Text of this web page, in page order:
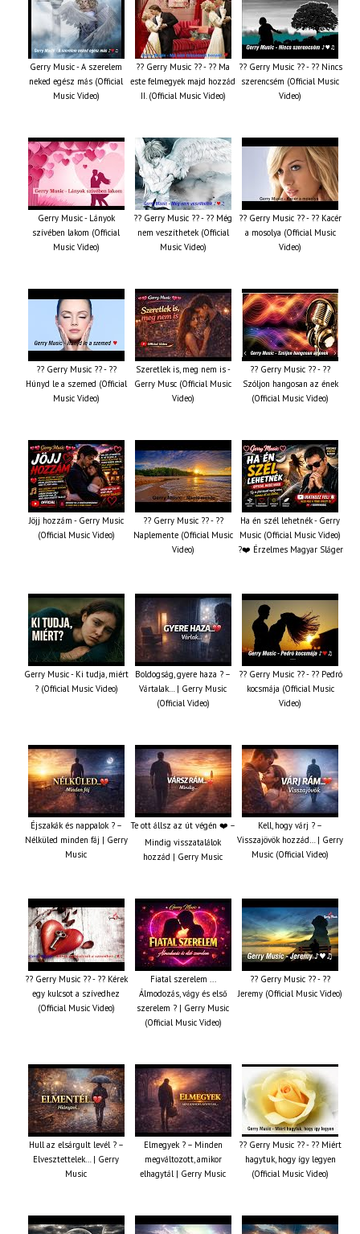
Gerry Music - A szerelem
neked egész más (Official
Music Video)
?? Gerry Music ?? - ?? Ma
este felmegyek majd hozzád
II. (Official Music Video)
?? Gerry Music ?? - ?? Nincs
szerencsém (Official Music
Video)
Gerry Music - Lányok
szívében lakom (Official
Music Video)
?? Gerry Music ?? - ?? Még
nem veszíthetek (Official
Music Video)
?? Gerry Music ?? - ?? Kacér
a mosolya (Official Music
Video)
?? Gerry Music ?? - ??
Húnyd le a szemed (Official
Music Video)
Szeretlek is, meg nem is -
Gerry Musc (Official Music
Video)
?? Gerry Music ?? - ??
Szóljon hangosan az ének
(Official Music Video)
Jöjj hozzám - Gerry Music
(Official Music Video)
?? Gerry Music ?? - ??
Naplemente (Official Music
Video)
Ha én szél lehetnék - Gerry
Music (Official Music Video)
?️❤️ Érzelmes Magyar Sláger
Gerry Music - Ki tudja, miért
? (Official Music Video)
Boldogság, gyere haza ? –
Vártalak… | Gerry Music
(Official Video)
?? Gerry Music ?? - ?? Pedró
kocsmája (Official Music
Video)
Éjszakák és nappalok ? –
Nélküled minden fáj | Gerry
Music
Te ott állsz az út végén ❤️ –
Mindig visszatalálok
hozzád | Gerry Music
Kell, hogy várj ? –
Visszajövök hozzád… | Gerry
Music (Official Video)
?? Gerry Music ?? - ?? Kérek
egy kulcsot a szívedhez
(Official Music Video)
Fiatal szerelem ...
Álmodozás, vágy és első
szerelem ? | Gerry Music
(Official Music Video)
?? Gerry Music ?? - ??
Jeremy (Official Music Video)
Hull az elsárgult levél ? –
Elvesztettelek… | Gerry
Music
Elmegyek ? – Minden
megváltozott, amikor
elhagytál | Gerry Music
?? Gerry Music ?? - ?? Miért
hagytuk, hogy így legyen
(Official Music Video)